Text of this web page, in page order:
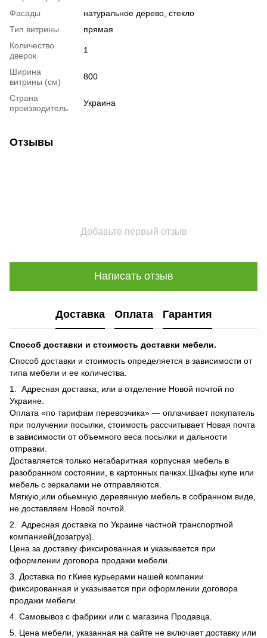
Фасады
натуральное дерево, стекло
Тип витрины
прямая
Количество
дверок
1
Ширина
витрины (см)
800
Страна
производитель
Украина
Отзывы
Добавьте первый отзыв
Написать отзыв
Доставка Оплата Гарантия
Способ доставки и стоимость доставки мебели.
Способ доставки и стоимость определяется в зависимости от
типа мебели и ее количества.
1. Адресная доставка, или в отделение Новой почтой по
Украине.
Оплата «по тарифам перевозчика» — оплачивает покупатель
при получении посылки, стоимость рассчитывает Новая почта
в зависимости от объемного веса посылки и дальности
отправки.
Доставляется только негабаритная корпусная мебель в
разобранном состоянии, в картонных пачках.Шкафы купе или
мебель с зеркалами не отправляются.
Мягкую,или обьемную деревянную мебель в собранном виде,
не доставляем Новой почтой.
2. Адресная доставка по Украине частной транспортной
компанией(дозагруз).
Цена за доставку фиксированная и указывается при
оформлении договора продажи мебели.
3. Доставка по г.Киев курьерами нашей компании
фиксированная и указывается при оформлении договора
продажи мебели.
4. Самовывоз с фабрики или с магазина Продавца.
5. Цена мебели, указанная на сайте не включает доставку или